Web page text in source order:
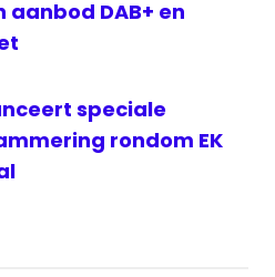
aanbod DAB+ en
speciale
rondom EK